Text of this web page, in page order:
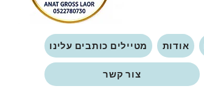
אודות מטיילים כותבים עלינו
צור קשר